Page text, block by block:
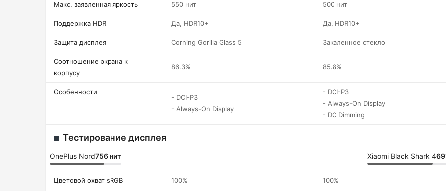
Макс. заявленная яркость 550 нит 500 нит
Поддержка HDR Да, HDR10+ Да, HDR10+
Защита дисплея Corning Gorilla Glass 5 Закаленное стекло
Соотношение экрана к
корпусу
86.3% 85.8%
Особенности
- DCI-P3
- Always-On Display
- DCI-P3
- Always-On Display
- DC Dimming
Тестирование дисплея
OnePlus Nord756 нит Xiaomi Black Shark 4
Цветовой охват sRGB 100% 100%